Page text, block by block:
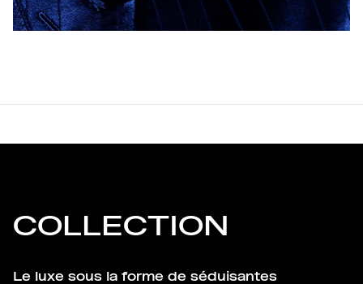
COLLECTION
Le luxe sous la forme de séduisantes